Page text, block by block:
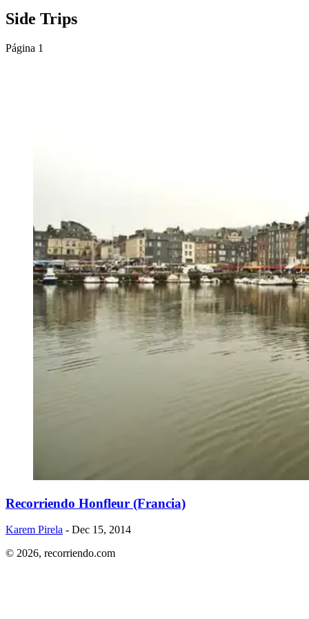
Side Trips
Página 1
​Recorriendo Honfleur (Francia)
Karem Pirela - Dec 15, 2014
© 2026, recorriendo.com